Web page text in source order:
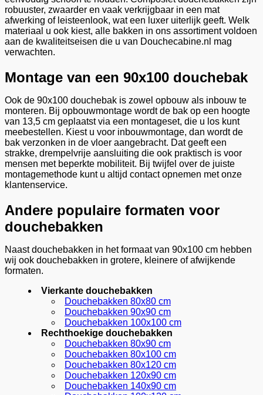
worden
op
de
productpagina
robuuster, zwaarder en vaak verkrijgbaar in een mat
afwerking of leisteenlook, wat een luxer uiterlijk geeft. Welk
materiaal u ook kiest, alle bakken in ons assortiment voldoen
aan de kwaliteitseisen die u van Douchecabine.nl mag
verwachten.
Montage van een 90x100 douchebak
Ook de 90x100 douchebak is zowel opbouw als inbouw te
monteren. Bij opbouwmontage wordt de bak op een hoogte
van 13,5 cm geplaatst via een montageset, die u los kunt
meebestellen. Kiest u voor inbouwmontage, dan wordt de
bak verzonken in de vloer aangebracht. Dat geeft een
strakke, drempelvrije aansluiting die ook praktisch is voor
mensen met beperkte mobiliteit. Bij twijfel over de juiste
montagemethode kunt u altijd contact opnemen met onze
klantenservice.
Andere populaire formaten voor
douchebakken
Naast douchebakken in het formaat van 90x100 cm hebben
wij ook douchebakken in grotere, kleinere of afwijkende
formaten.
Vierkante douchebakken
Douchebakken 80x80 cm
Douchebakken 90x90 cm
Douchebakken 100x100 cm
Rechthoekige douchebakken
Douchebakken 80x90 cm
Douchebakken 80x100 cm
Douchebakken 80x120 cm
Douchebakken 120x90 cm
Douchebakken 140x90 cm